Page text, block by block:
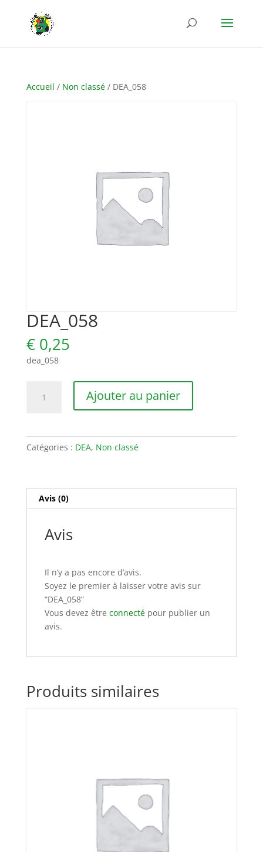
Accueil / Non classé/ DEA_058
DEA_058
€0,25
dea_058
Ajouter au panier
Catégories : DEA, Non classé
Avis (0)
Avis
Il n’y a pas encore d’avis.
Soyez le premier à laisser votre avis sur
“DEA_058”
Vous devez être connectépour publier un
avis.
Produits similaires